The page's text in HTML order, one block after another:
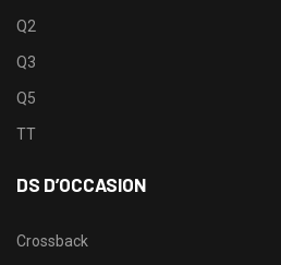
Q2
Q3
Q5
TT
DS D’OCCASION
Crossback